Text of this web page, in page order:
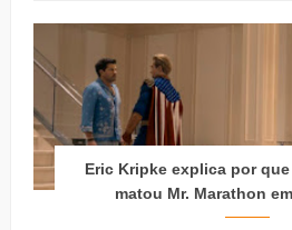
Eric Kripke explica por
matou Mr. Marathon